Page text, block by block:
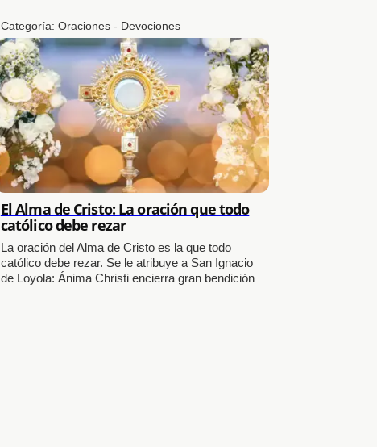
Categoría: Oraciones - Devociones
El Alma de Cristo: La oración que todo
católico debe rezar
La oración del Alma de Cristo es la que todo
católico debe rezar. Se le atribuye a San Ignacio
de Loyola: Ánima Christi encierra gran bendición